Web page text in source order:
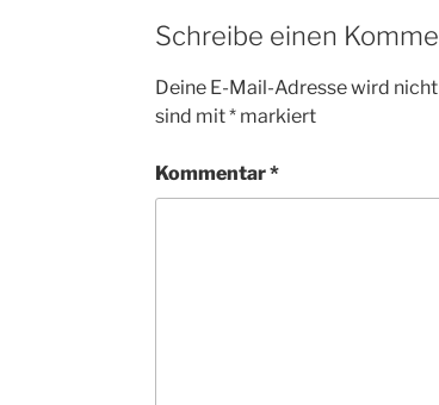
b
o
o
A
p
p
Schreibe einen
Deine E-Mail-Adresse wird
sind mit*markiert
Kommentar*